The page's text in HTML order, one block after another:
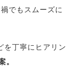
でもスムーズに
を丁寧にヒアリン
。